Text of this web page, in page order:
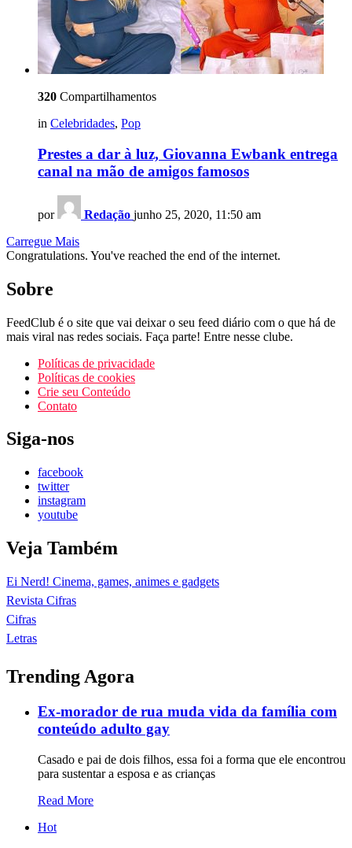
320 Compartilhamentos
in Celebridades, Pop
Prestes a dar à luz, Giovanna Ewbank entrega
canal na mão de amigos famosos
por Redação junho 25, 2020, 11:50 am
Carregue Mais
Congratulations. You've reached the end of the internet.
Sobre
FeedClub é o site que vai deixar o seu feed diário com o que há de
mais viral nas redes sociais. Faça parte! Entre nesse clube.
Políticas de privacidade
Políticas de cookies
Crie seu Conteúdo
Contato
Siga-nos
facebook
twitter
instagram
youtube
Veja Também
Ei Nerd! Cinema, games, animes e gadgets
Revista Cifras
Cifras
Letras
Trending Agora
Ex-morador de rua muda vida da família com
conteúdo adulto gay
Casado e pai de dois filhos, essa foi a forma que ele encontrou
para sustentar a esposa e as crianças
Read More
Hot